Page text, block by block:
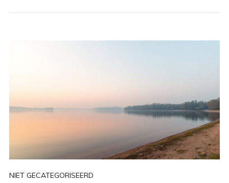
NIET GECATEGORISEERD